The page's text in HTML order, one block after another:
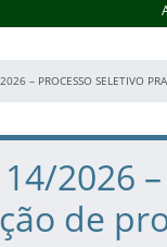
– PROCESSO SELETIVO
2026
de